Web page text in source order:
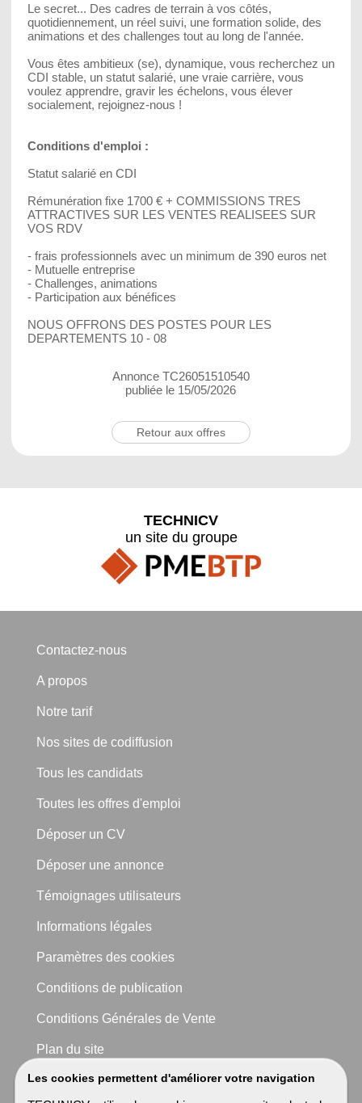
Le secret... Des cadres de terrain à vos côtés,
quotidiennement, un réel suivi, une formation solide, des
animations et des challenges tout au long de l'année.
Vous êtes ambitieux (se), dynamique, vous recherchez un
CDI stable, un statut salarié, une vraie carrière, vous
voulez apprendre, gravir les échelons, vous élever
socialement, rejoignez-nous !
Conditions d'emploi :
Statut salarié en CDI
Rémunération fixe 1700 € + COMMISSIONS TRES
ATTRACTIVES SUR LES VENTES REALISEES SUR
VOS RDV
- frais professionnels avec un minimum de 390 euros net
- Mutuelle entreprise
- Challenges, animations
- Participation aux bénéfices
NOUS OFFRONS DES POSTES POUR LES
DEPARTEMENTS 10 - 08
Annonce TC26051510540
publiée le 15/05/2026
Retour aux offres
Les cookies permettent d'améliorer votre navigation
TECHNICV
un site du groupe
Contactez-nous
A propos
Notre tarif
Nos sites de codiffusion
Tous les candidats
Toutes les offres d'emploi
Déposer un CV
Déposer une annonce
Témoignages utilisateurs
Informations légales
Paramètres des cookies
Conditions de publication
Conditions Générales de Vente
Plan du site